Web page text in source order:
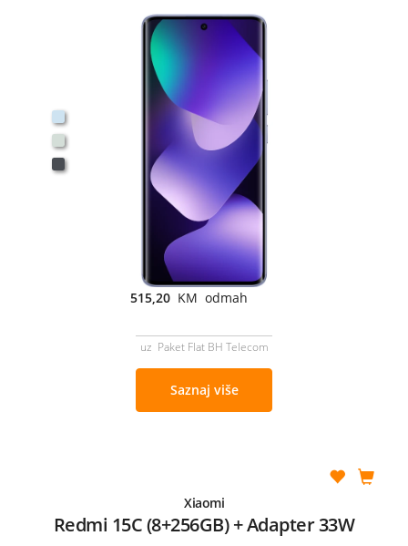
515,20 KM odmah
uz Paket Flat BH Telecom
Saznaj više
Xiaomi
Redmi 15C (8+256GB) + Adapter 33W